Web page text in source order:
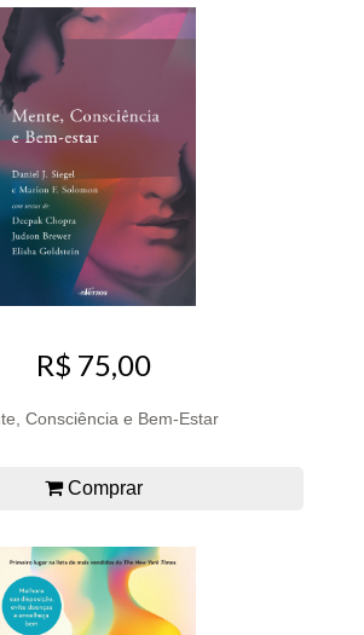
R$ 75,00
Consciência e Bem-Estar
Comprar